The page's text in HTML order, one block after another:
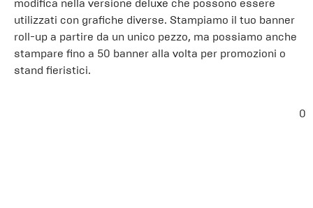
modifica nella versione deluxe che possono essere
utilizzati con grafiche diverse. Stampiamo il tuo banner
roll-up a partire da un unico pezzo, ma possiamo anche
stampare fino a 50 banner alla volta per promozioni o
stand fieristici.
0